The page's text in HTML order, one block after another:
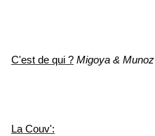
C'est de qui ? Migoya & Munoz
La Couv':